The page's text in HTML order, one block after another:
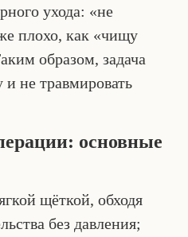
ухода: «не
плохо, как «чищу
образом, задача
не травмировать
основные
щёткой, обходя
без давления;